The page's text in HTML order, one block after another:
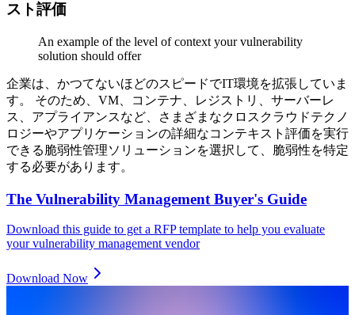
スト評価
An example of the level of context your vulnerability
solution should offer
企業は、かつてないほどのスピードでIT環境を拡張していま
す。 そのため、VM、コンテナ、レジストリ、サーバーレ
ス、アプライアンスなど、さまざまなクロスクラウドテクノ
ロジーやアプリケーションの詳細なコンテキスト評価を実行
できる脆弱性管理ソリューションを選択して、脆弱性を特定
する必要があります。
The Vulnerability Management Buyer's Guide
Download this guide to get a RFP template to help you evaluate
your vulnerability management vendor
Download Now